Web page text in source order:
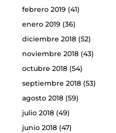
febrero 2019 (41)
enero 2019 (36)
diciembre 2018(52)
noviembre 2018(43)
octubre 2018(54)
septiembre 2018(53)
agosto 2018(59)
julio 2018(49)
junio 2018(47)